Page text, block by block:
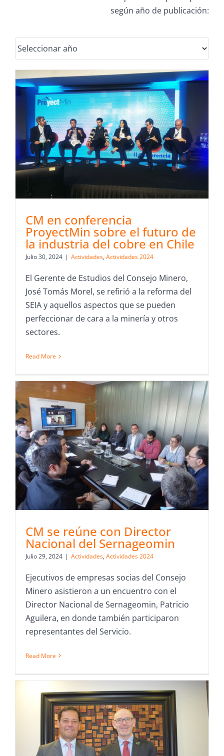
según año de publicación:
CM en conferencia
ProyectMin sobre el futuro de
la industria del cobre en Chile
Julio 30, 2024 | Actividades, Actividades 2024
El Gerente de Estudios del Consejo Minero,
José Tomás Morel, se refirió a la reforma del
SEIA y aquellos aspectos que se pueden
perfeccionar de cara a la minería y otros
sectores.
Read More
CM se reúne con Director
Nacional del Sernageomin
Julio 29, 2024 | Actividades, Actividades 2024
Ejecutivos de empresas socias del Consejo
Minero asistieron a un encuentro con el
Director Nacional de Sernageomin, Patricio
Aguilera, en donde también participaron
representantes del Servicio.
Read More